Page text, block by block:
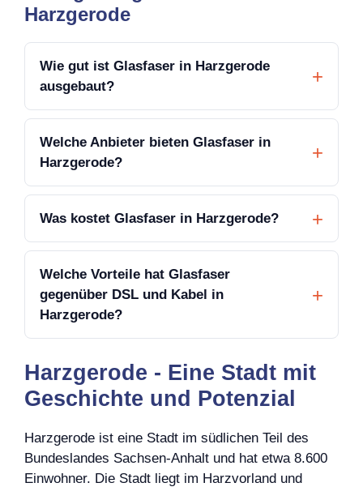
Harzgerode
Wie gut ist Glasfaser in Harzgerode
ausgebaut?
Welche Anbieter bieten Glasfaser in
Harzgerode?
Was kostet Glasfaser in Harzgerode?
Welche Vorteile hat Glasfaser
gegenüber DSL und Kabel in
Harzgerode?
Harzgerode - Eine Stadt mit
Geschichte und Potenzial
Harzgerode ist eine Stadt im südlichen Teil des
Bundeslandes Sachsen-Anhalt und hat etwa 8.600
Einwohner. Die Stadt liegt im Harzvorland und